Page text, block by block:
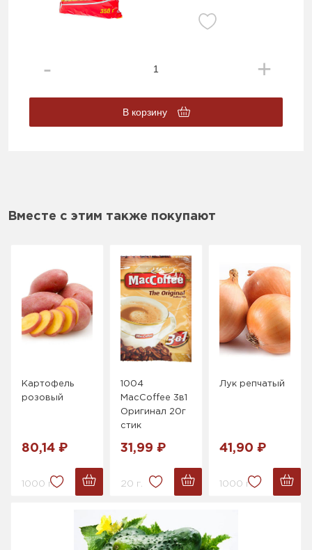
В корзину
Вместе с этим также покупают
Картофель
розовый
80,14 ₽
1000 г.
1004
MacCoffee 3в1
Оригинал 20г
стик
31,99 ₽
20 г.
Лук репчатый
41,90 ₽
1000 г.